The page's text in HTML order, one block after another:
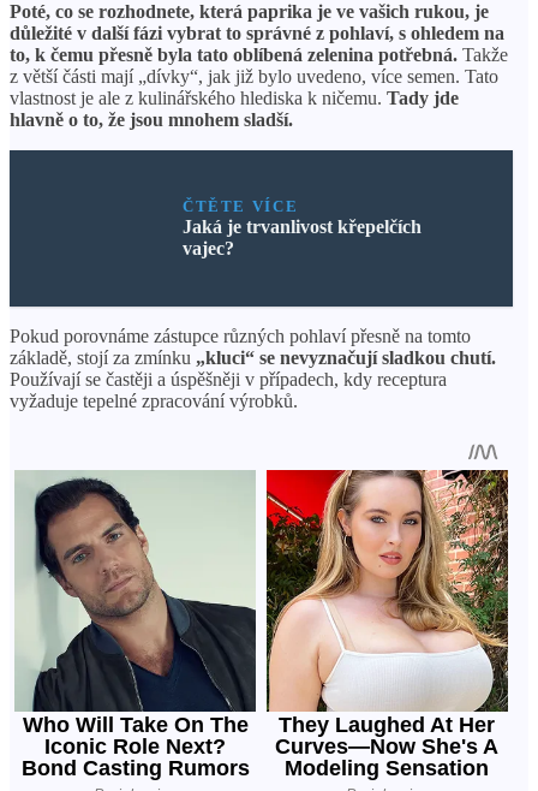
Poté, co se rozhodnete, která paprika je ve vašich rukou, je
důležité v další fázi vybrat to správné z pohlaví, s ohledem na
to, k čemu přesně byla tato oblíbená zelenina potřebná. Takže
z větší části mají „dívky“, jak již bylo uvedeno, více semen. Tato
vlastnost je ale z kulinářského hlediska k ničemu. Tady jde
hlavně o to, že jsou mnohem sladší.
ČTĚTE VÍCE
Jaká je trvanlivost křepelčích
vajec?
Pokud porovnáme zástupce různých pohlaví přesně na tomto
základě, stojí za zmínku „kluci“ se nevyznačují sladkou chutí.
Používají se častěji a úspěšněji v případech, kdy receptura
vyžaduje tepelné zpracování výrobků.